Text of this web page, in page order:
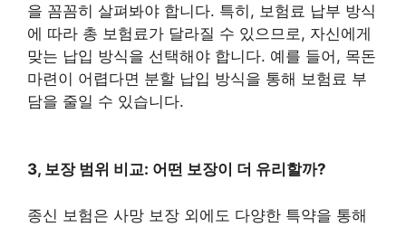
을 꼼꼼히 살펴봐야 합니다. 특히, 보험료 납부 방식
에 따라 총 보험료가 달라질 수 있으므로, 자신에게
맞는 납입 방식을 선택해야 합니다. 예를 들어, 목돈
마련이 어렵다면 분할 납입 방식을 통해 보험료 부
담을 줄일 수 있습니다.
3, 보장 범위 비교: 어떤 보장이 더 유리할까?
종신 보험은 사망 보장 외에도 다양한 특약을 통해